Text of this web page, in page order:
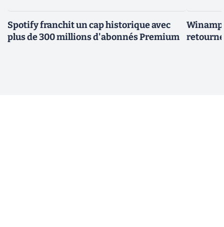
Spotify franchit un cap historique avec
plus de 300 millions d'abonnés Premium
retourne